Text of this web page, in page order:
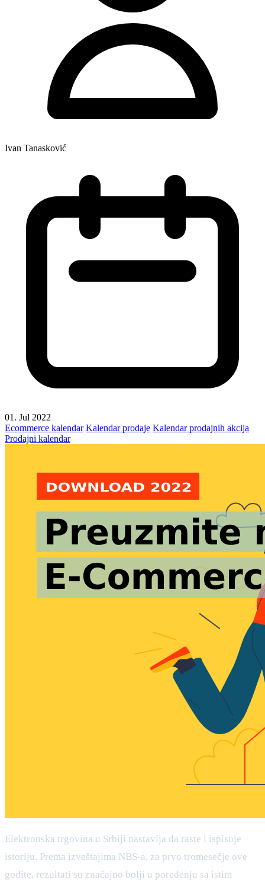
Ivan Tanasković
01. Jul 2022
Ecommerce kalendar Kalendar prodaje Kalendar prodajnih akcija
Prodajni kalendar
Elektronska trgovina u Srbiji nastavlja da raste i ispisuje
istoriju. Prema izveštajima NBS-a, za prvo tromesečje ove
godite, rezultati su značajno bolji u poređenju sa istim